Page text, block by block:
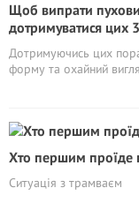
Щоб випрати
дотримуватися цих
Дотримуючись цих
форму та охайний
Хто першим проїде
Ситуація з трамваєм